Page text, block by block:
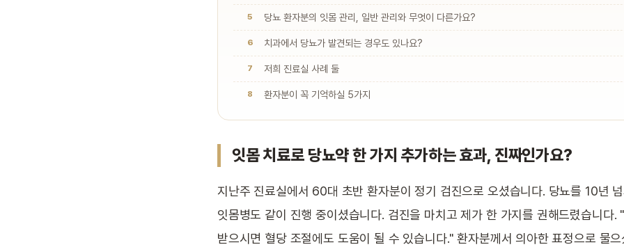
당뇨 환자분의 잇몸 관리, 일반 관리와 무엇이 다른가요?
치과에서 당뇨가 발견되는 경우도 있나요?
저희 진료실 사례 둘
환자분이 꼭 기억하실 5가지
잇몸 치료로 당뇨약 한 가지 추가하는 효과, 진짜인가요?
지난주 진료실에서 60대 초반 환자분이 정기 검진으로 오셨습니다. 당뇨를 10년
잇몸병도 같이 진행 중이셨습니다. 검진을 마치고 제가 한 가지를 권해드렸습니다.
받으시면 혈당 조절에도 도움이 될 수 있습니다." 환자분께서 의아한 표정으로 물